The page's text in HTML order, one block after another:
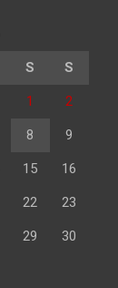
S S
1 2
8 9
15 16
22 23
29 30